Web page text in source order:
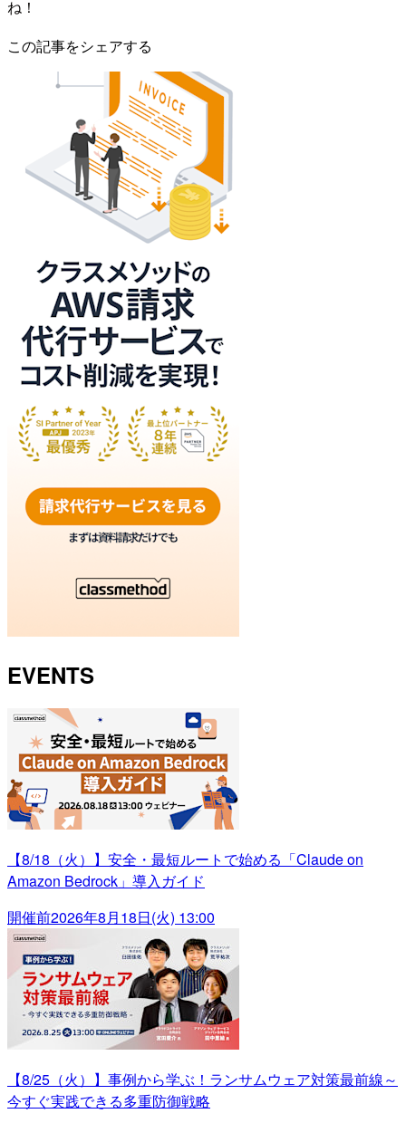
ね！
この記事をシェアする
EVENTS
【8/18（火）】安全・最短ルートで始める「Claude on
Amazon Bedrock」導入ガイド
開催前2026年8月18日(火) 13:00
【8/25（火）】事例から学ぶ！ランサムウェア対策最前線～
今すぐ実践できる多重防御戦略